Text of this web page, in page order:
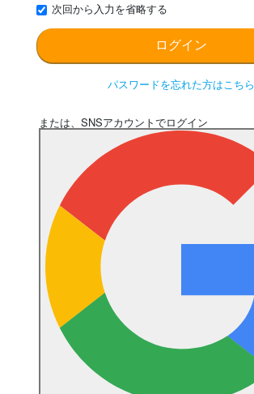
次回から入力を省略する
パスワードを忘れた方はこちら
または、SNSアカウントでログイン